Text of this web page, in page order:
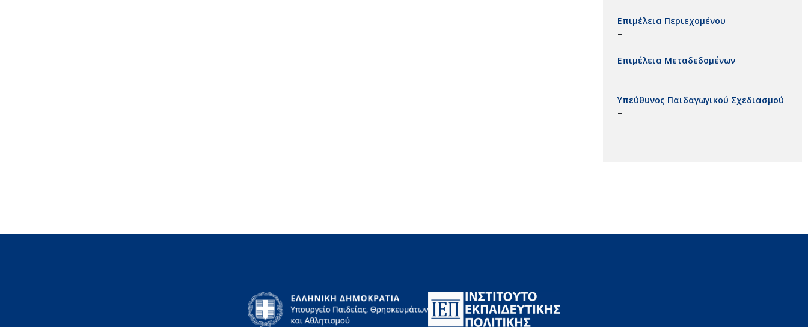
Επιμέλεια Περιεχομένου
–
Επιμέλεια Μεταδεδομένων
–
Υπεύθυνος Παιδαγωγικού Σχεδιασμού
–